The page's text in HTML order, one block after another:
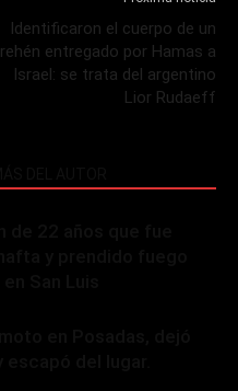
Identificaron el cuerpo de un
rehén entregado por Hamas a
Israel: se trata del argentino
Lior Rudaeff